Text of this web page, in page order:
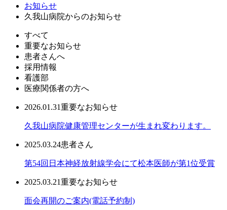
お知らせ
久我山病院からのお知らせ
すべて
重要なお知らせ
患者さんへ
採用情報
看護部
医療関係者の方へ
2026.01.31重要なお知らせ
久我山病院健康管理センターが生まれ変わります。
2025.03.24患者さん
第54回日本神経放射線学会にて松本医師が第1位受賞
2025.03.21重要なお知らせ
面会再開のご案内(電話予約制)